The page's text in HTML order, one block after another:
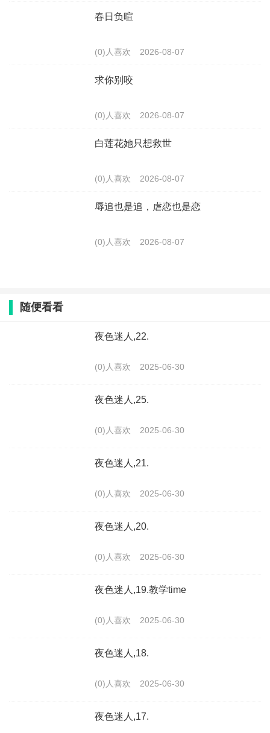
春日负暄
(0)人喜欢 2026-08-07
求你别咬
(0)人喜欢 2026-08-07
白莲花她只想救世
(0)人喜欢 2026-08-07
辱追也是追，虐恋也是恋
(0)人喜欢 2026-08-07
随便看看
夜色迷人,22.
(0)人喜欢 2025-06-30
夜色迷人,25.
(0)人喜欢 2025-06-30
夜色迷人,21.
(0)人喜欢 2025-06-30
夜色迷人,20.
(0)人喜欢 2025-06-30
夜色迷人,19.教学time
(0)人喜欢 2025-06-30
夜色迷人,18.
(0)人喜欢 2025-06-30
夜色迷人,17.